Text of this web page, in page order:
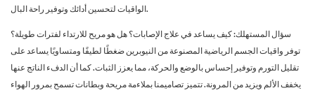
الواقيات لتحسين أدائك وتوفير راحة البال.
سؤال المستهلك: كيف يساعد في علاج الإصابات؟ هل هو مريح للارتداء لفترات طويلة؟
توفر واقيات الجسم الرياضية المصنوعة من النيوبرين ضغطًا لطيفًا ومتساويًا يساعد على
تقليل التورم وتوفير إحساس بالوضع والحركة، مما يعزز الثبات. كما أن الدفء الناتج عنها
يخفف الألم ويزيد من المرونة. تتميز تصاميمنا بملاءمة مريحة وبطانات تسمح بمرور الهواء